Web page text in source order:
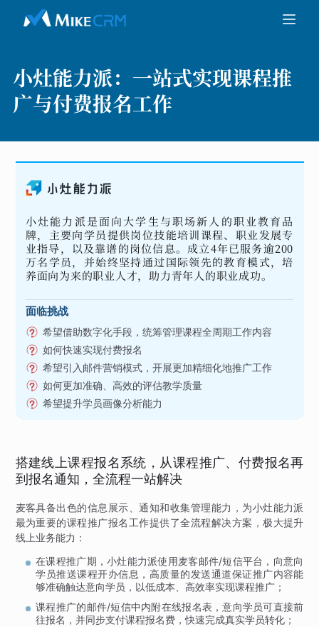
小灶能力派： 一站式实现课程推
广与付费报名工作
小灶能力派是面向大学生与职场新人的职业教育品
牌，主要向学员提供岗位技能培训课程、职业发展专
业指导，以及靠谱的岗位信息。成立4年已服务逾200
万名学员，并始终坚持通过国际领先的教育模式，培
养面向为来的职业人才，助力青年人的职业成功。
面临挑战
希望借助数字化手段，统筹管理课程全周期工作内容
如何快速实现付费报名
希望引入邮件营销模式，开展更加精细化地推广工作
如何更加准确、高效的评估教学质量
希望提升学员画像分析能力
搭建线上课程报名系统，从课程推广、付费报名再
到报名通知，全流程一站解决
麦客具备出色的信息展示、通知和收集管理能力，为小灶能力派
最为重要的课程推广报名工作提供了全流程解决方案，极大提升
线上业务能力：
在课程推广期，小灶能力派使用麦客邮件/短信平台，向意向
学员推送课程开办信息，高质量的发送通道保证推广内容能
够准确触达意向学员，以低成本、高效率实现课程推广；
课程推广的邮件/短信中内附在线报名表，意向学员可直接前
往报名，并同步支付课程报名费，快速完成真实学员转化；